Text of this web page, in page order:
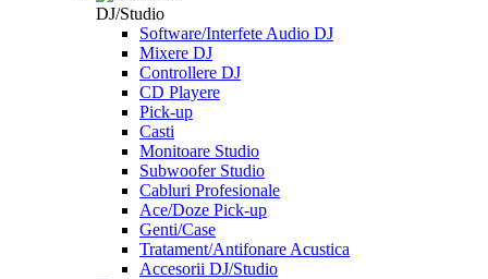
DJ/Studio
Software/Interfete Audio DJ
Mixere DJ
Controllere DJ
CD Playere
Pick-up
Casti
Monitoare Studio
Subwoofer Studio
Cabluri Profesionale
Ace/Doze Pick-up
Genti/Case
Tratament/Antifonare Acustica
Accesorii DJ/Studio